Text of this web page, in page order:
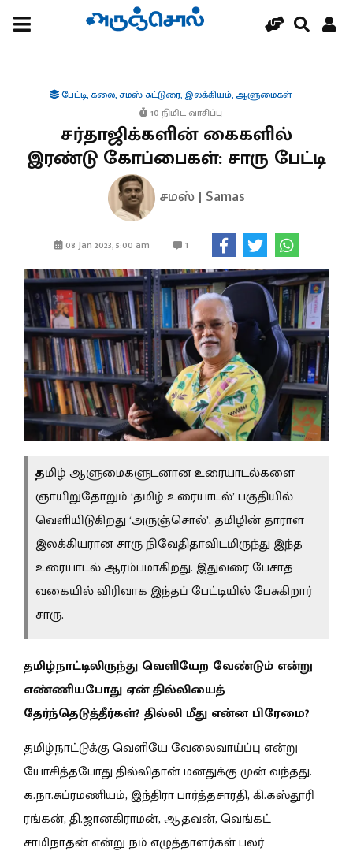
பேட்டி,கலை,சமஸ் கட்டுரை,இலக்கியம்,ஆளுமைகள்
10 நிமிட வாசிப்பு
சர்தாஜிக்களின் கைகளில்
இரண்டு கோப்பைகள்: சாரு பேட்டி
சமஸ் | Samas
08 Jan 2023, 5:00 am 1
தமிழ் ஆளுமைகளுடனான உரையாடல்களை
ஞாயிறுதோறும் ‘தமிழ் உரையாடல்’ பகுதியில்
வெளியிடுகிறது ‘அருஞ்சொல்’. தமிழின் தாராள
இலக்கியரான சாரு நிவேதிதாவிடமிருந்து இந்த
உரையாடல் ஆரம்பமாகிறது. இதுவரை பேசாத
வகையில் விரிவாக இந்தப் பேட்டியில் பேசுகிறார்
சாரு.
தமிழ்நாட்டிலிருந்து வெளியேற வேண்டும் என்று
எண்ணியபோது ஏன் தில்லியைத்
தேர்ந்தெடுத்தீர்கள்? தில்லி மீது என்ன பிரேமை?
தமிழ்நாட்டுக்கு வெளியே வேலைவாய்ப்பு என்று
யோசித்தபோது தில்லிதான் மனதுக்கு முன் வந்தது.
க.நா.சுப்ரமணியம், இந்திரா பார்த்தசாரதி, கி.கஸ்தூரி
ரங்கன், தி.ஜானகிராமன், ஆதவன், வெங்கட்
சாமிநாதன் என்று நம் எழுத்தாளர்கள் பலர்